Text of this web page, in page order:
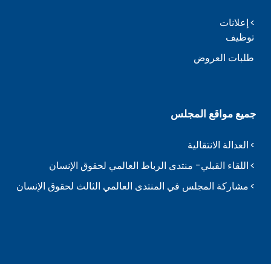
إعلانات
توظيف
طلبات العروض
جميع مواقع المجلس
العدالة الانتقالية
اللقاء القبلي- منتدى الرباط العالمي لحقوق الإنسان
مشاركة المجلس في المنتدى العالمي الثالث لحقوق الإنسان